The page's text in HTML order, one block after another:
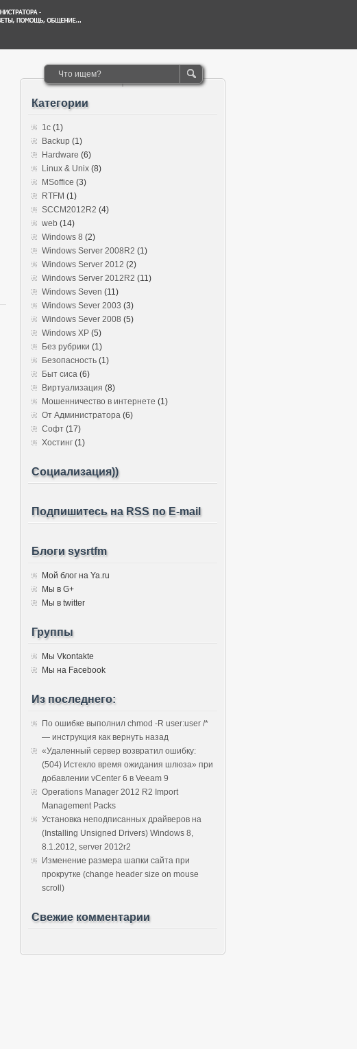
Категории
1c (1)
Backup (1)
Hardware (6)
Linux & Unix (8)
MSoffice (3)
RTFM (1)
SCCM2012R2 (4)
web (14)
Windows 8 (2)
Windows Server 2008R2 (1)
Windows Server 2012 (2)
Windows Server 2012R2 (11)
Windows Seven (11)
Windows Sever 2003 (3)
Windows Sever 2008 (5)
Windows XP (5)
Без рубрики (1)
Безопасность (1)
Быт сиса (6)
Виртуализация (8)
Мошенничество в интернете (1)
От Администратора (6)
Софт (17)
Хостинг (1)
Социализация))
Подпишитесь на RSS по E-mail
Блоги sysrtfm
Мой блог на Ya.ru
Мы в G+
Мы в twitter
Группы
Мы Vkontakte
Мы на Facebook
Из последнего:
По ошибке выполнил chmod -R user:user /*
— инструкция как вернуть назад
«Удаленный сервер возвратил ошибку:
(504) Истекло время ожидания шлюза» при
добавлении vCenter 6 в Veeam 9
Operations Manager 2012 R2 Import
Management Packs
Установка неподписанных драйверов на
(Installing Unsigned Drivers) Windows 8,
8.1.2012, server 2012r2
Изменение размера шапки сайта при
прокрутке (change header size on mouse
scroll)
Свежие комментарии